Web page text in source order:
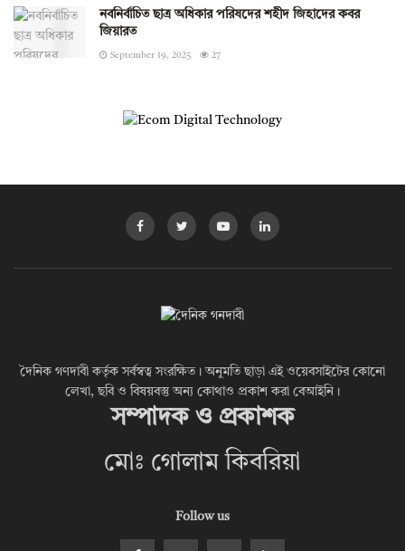
নবনির্বাচিত ছাত্র অধিকার পরিষদের শহীদ জিহাদের কবর
জিয়ারত
September 19, 2025 27
দৈনিক গণদাবী কর্তৃক সর্বস্বত্ব সংরক্ষিত। অনুমতি ছাড়া এই ওয়েবসাইটের কোনো
লেখা, ছবি ও বিষয়বস্তু অন্য কোথাও প্রকাশ করা বেআইনি।
সম্পাদক ও প্রকাশক
মোঃ গোলাম কিবরিয়া
Follow us